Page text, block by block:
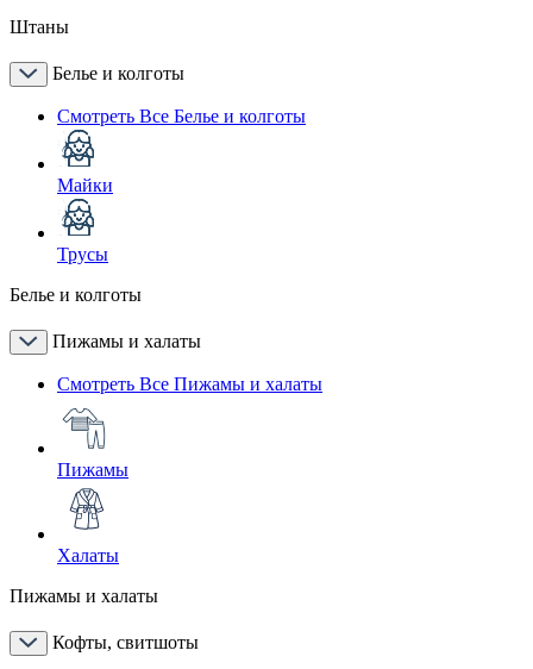
Штаны
Белье и колготы
Смотреть Все Белье и колготы
Майки
Трусы
Белье и колготы
Пижамы и халаты
Смотреть Все Пижамы и халаты
Пижамы
Халаты
Пижамы и халаты
Кофты, свитшоты